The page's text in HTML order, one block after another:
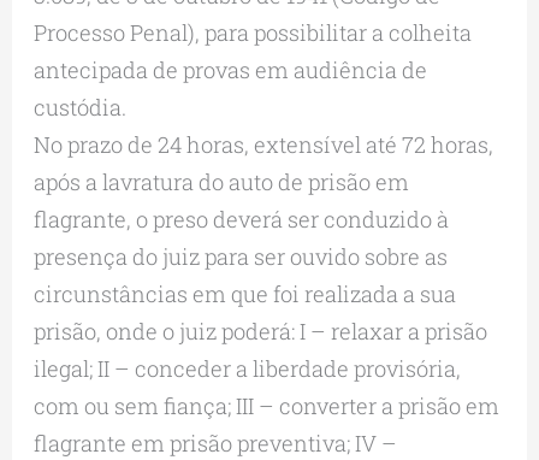
Processo Penal), para possibilitar a colheita
antecipada de provas em audiência de
custódia.
No prazo de 24 horas, extensível até 72 horas,
após a lavratura do auto de prisão em
flagrante, o preso deverá ser conduzido à
presença do juiz para ser ouvido sobre as
circunstâncias em que foi realizada a sua
prisão, onde o juiz poderá: I – relaxar a prisão
ilegal; II – conceder a liberdade provisória,
com ou sem fiança; III – converter a prisão em
flagrante em prisão preventiva; IV –